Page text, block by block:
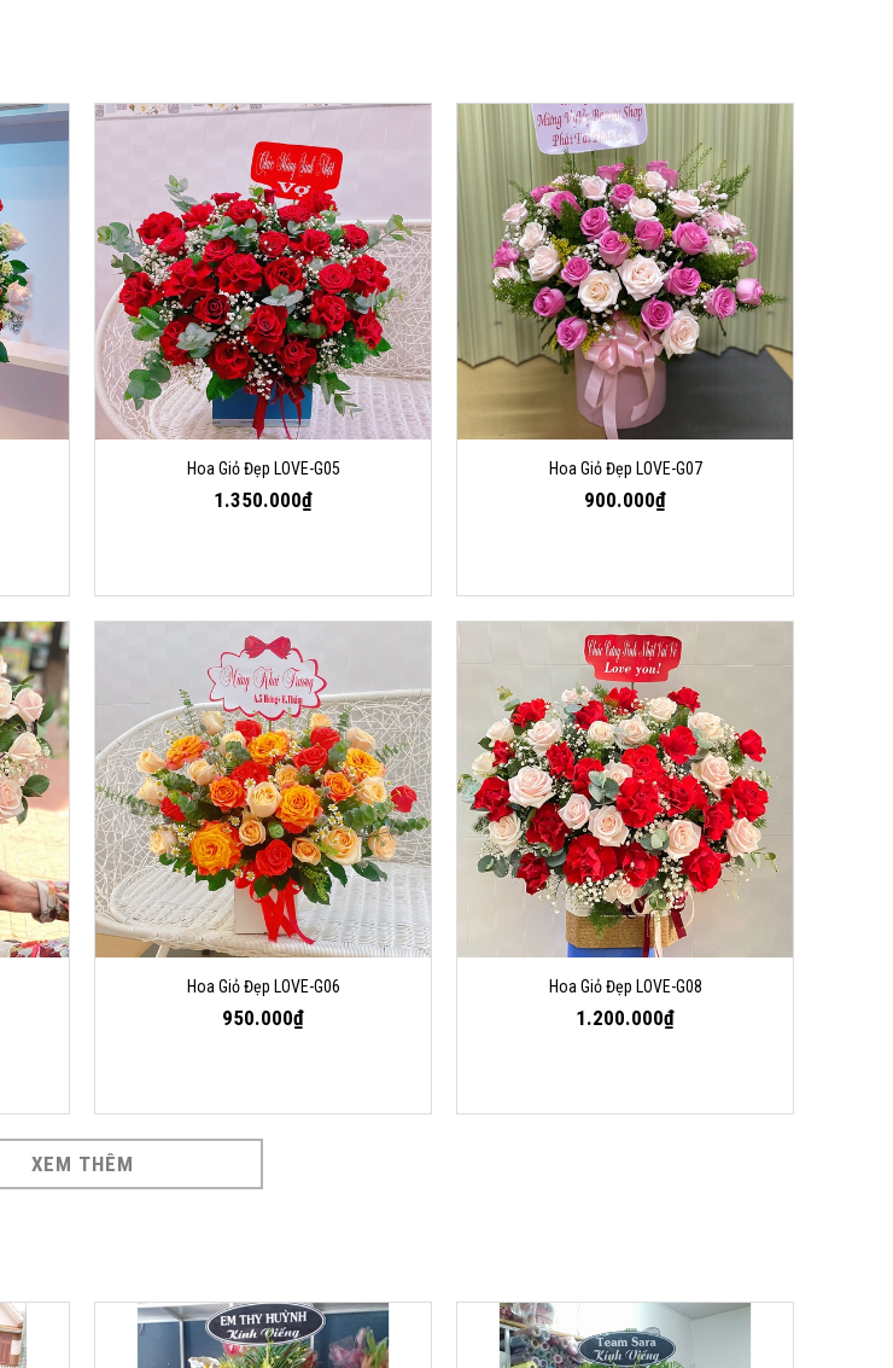
Hoa Giỏ Đẹp LOVE-G05
1.350.000₫
Hoa Giỏ Đẹp LOVE-G06
950.000₫
Hoa Giỏ Đẹp LOVE-G07
900.000₫
Hoa Giỏ Đẹp LOVE-G08
1.200.000₫
XEM THÊM